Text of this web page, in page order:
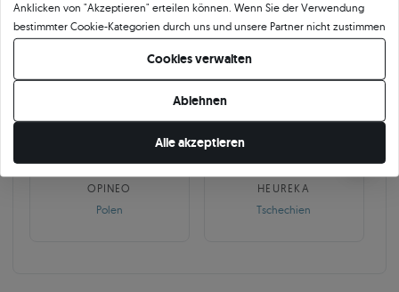
Europa
GEPRÜFTE BEWERTUNGEN UNSERER KUNDEN
10 468
OPINEO
Polen
252
HEUREKA
Tschechien
Anklicken von "Akzeptieren" erteilen können. Wenn Sie der Verwendung
bestimmter Cookie-Kategorien durch uns und unsere Partner nicht zustimmen
möchten, klicken Sie auf "Lassen Sie mich wählen" und bestimmen Sie Ihre
Präferenzen. Sie können Ihre Zustimmung jederzeit widerrufen, indem Sie
Ihre Cookie-Einstellungen ändern.
Cookies verwalten
Ablehnen
Alle akzeptieren